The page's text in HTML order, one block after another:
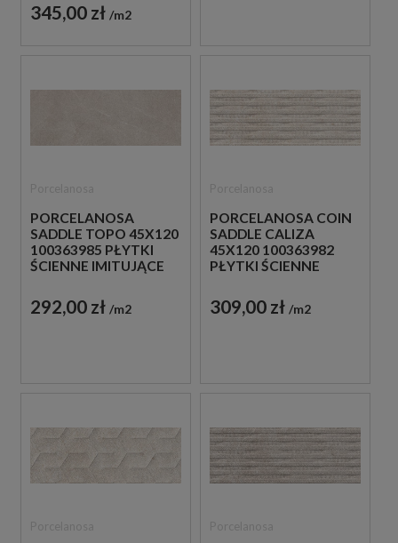
345,00 zł m2
PORCELANOSA
SADDLE TOPO 45X120
100363985 PŁYTKI
ŚCIENNE IMITUJĄCE
292,00 zł m2
PORCELANOSA COIN
SADDLE CALIZA
45X120 100363982
PŁYTKI ŚCIENNE
309,00 zł m2